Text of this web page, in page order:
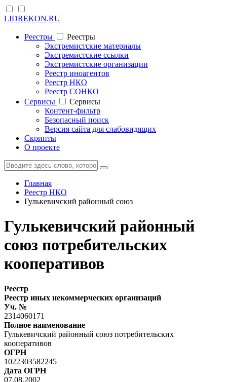
LIDREKON.RU
Реестры
Реестры
Экстремистские материалы
Экстремистские ссылки
Экстремистские организации
Реестр иноагентов
Реестр НКО
Реестр СОНКО
Cервисы
Cервисы
Контент-фильтр
Безопасный поиск
Версия сайта для слабовидящих
Скрипты
О проекте
Главная
Реестр НКО
Гулькевичский районный союз
Гулькевичский районный
союз потребительских
кооперативов
Реестр
Реестр иных некоммерческих организаций
Уч. №
2314060171
Полное наименование
Гулькевичский районный союз потребительских
кооперативов
ОГРН
1022303582245
Дата ОГРН
07.08.2002